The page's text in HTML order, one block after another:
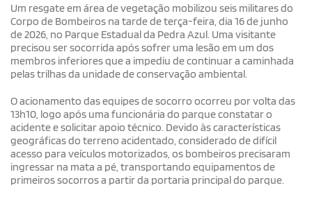
Um resgate em área de vegetação mobilizou seis militares do
Corpo de Bombeiros na tarde de terça-feira, dia 16 de junho
de 2026, no Parque Estadual da Pedra Azul. Uma visitante
precisou ser socorrida após sofrer uma lesão em um dos
membros inferiores que a impediu de continuar a caminhada
pelas trilhas da unidade de conservação ambiental.
O acionamento das equipes de socorro ocorreu por volta das
13h10, logo após uma funcionária do parque constatar o
acidente e solicitar apoio técnico. Devido às características
geográficas do terreno acidentado, considerado de difícil
acesso para veículos motorizados, os bombeiros precisaram
ingressar na mata a pé, transportando equipamentos de
primeiros socorros a partir da portaria principal do parque.